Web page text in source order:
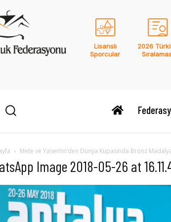
Lisanslı
Sporcular
2026
Mete ve Yasemin’den Dünya Kupasında Bronz
Image 2018-05-26 at